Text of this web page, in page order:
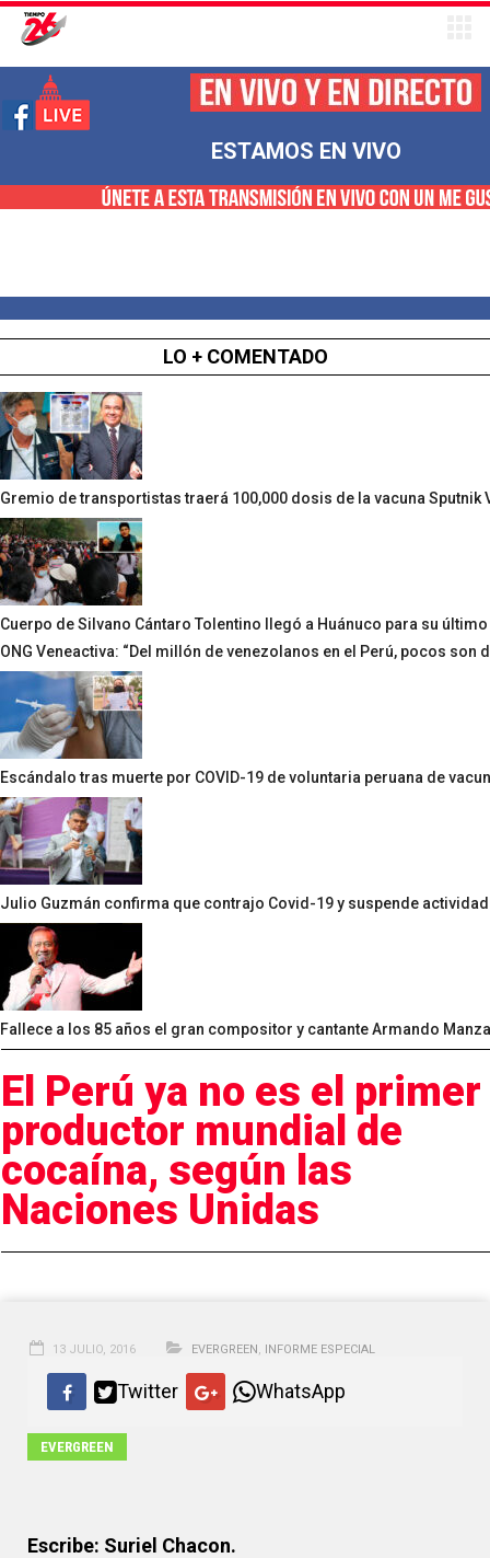
ESTAMOS EN VIVO
LO + COMENTADO
Gremio de transportistas traerá 100,000 dosis de la vacuna Sputnik
Cuerpo de Silvano Cántaro Tolentino llegó a Huánuco para su
ONG Veneactiva: “Del millón de venezolanos en el Perú, pocos son
Escándalo tras muerte por COVID-19 de voluntaria peruana de
Julio Guzmán confirma que contrajo Covid-19 y suspende
Fallece a los 85 años el gran compositor y cantante Armando
El Perú ya no es el primer
productor mundial de
cocaína, según las
Naciones Unidas
13 JULIO, 2016 EVERGREEN, INFORME ESPECIAL
Twitter WhatsApp
EVERGREEN
Escribe: Suriel Chacon.